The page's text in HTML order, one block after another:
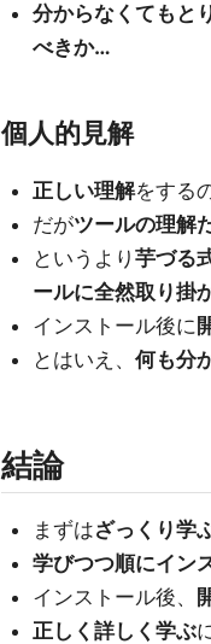
分からなくてもと
べきか…
個人的見解
正しい理解をする
だがツールの理解
というより 芋づる
ールに全然取り掛
インストール後に
とはいえ、 何も分
結論
まずはざっくり学
学びつつ順にイン
インストール後、
正しく詳しく学ぶ